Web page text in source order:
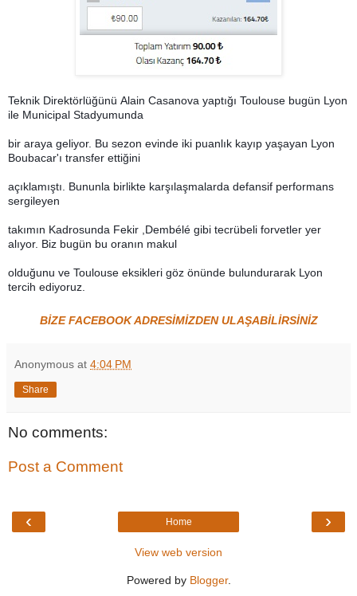
Teknik Direktörlüğünü Alain Casanova yaptığı Toulouse bugün Lyon
ile Municipal Stadyumunda
bir araya geliyor. Bu sezon evinde iki puanlık kayıp yaşayan Lyon
Boubacar'ı transfer ettiğini
açıklamıştı. Bununla birlikte karşılaşmalarda defansif performans
sergileyen
takımın Kadrosunda Fekir ,Dembélé gibi tecrübeli forvetler yer
alıyor. Biz bugün bu oranın makul
olduğunu ve Toulouse eksikleri göz önünde bulundurarak Lyon
tercih ediyoruz.
BİZE FACEBOOK ADRESİMİZDEN ULAŞABİLİRSİNİZ
Anonymous at 4:04 PM
Share
No comments:
Post a Comment
‹ ›
Home
View web version
Powered by Blogger.